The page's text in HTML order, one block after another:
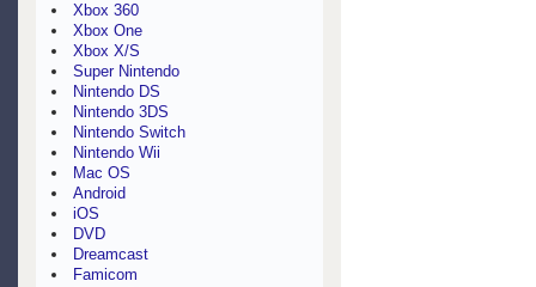
Xbox 360
Xbox One
Xbox X/S
Super Nintendo
Nintendo DS
Nintendo 3DS
Nintendo Switch
Nintendo Wii
Mac OS
Android
iOS
DVD
Dreamcast
Famicom